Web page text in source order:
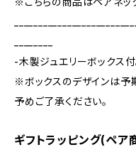
-木製ジュエリーボックス付
※ボックスのデザインは予
予めご了承ください。
ギフトラッピング(ペア